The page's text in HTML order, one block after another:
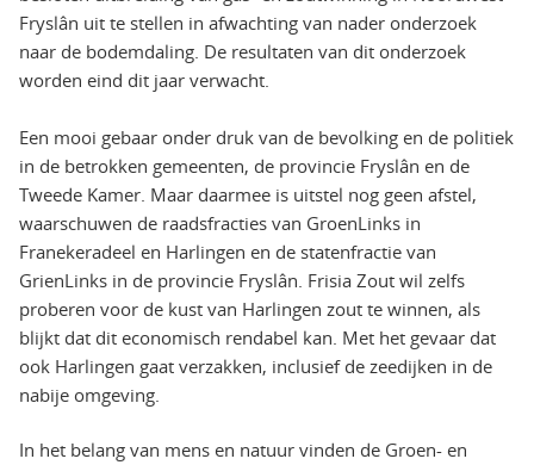
Fryslân uit te stellen in afwachting van nader onderzoek
naar de bodemdaling. De resultaten van dit onderzoek
worden eind dit jaar verwacht.
Een mooi gebaar onder druk van de bevolking en de politiek
in de betrokken gemeenten, de provincie Fryslân en de
Tweede Kamer. Maar daarmee is uitstel nog geen afstel,
waarschuwen de raadsfracties van GroenLinks in
Franekeradeel en Harlingen en de statenfractie van
GrienLinks in de provincie Fryslân. Frisia Zout wil zelfs
proberen voor de kust van Harlingen zout te winnen, als
blijkt dat dit economisch rendabel kan. Met het gevaar dat
ook Harlingen gaat verzakken, inclusief de zeedijken in de
nabije omgeving.
In het belang van mens en natuur vinden de Groen- en